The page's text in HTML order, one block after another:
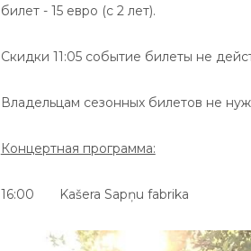
билет - 15 евро (с 2 лет).
Скидки 11:05 событие билеты не
Владельцам сезонных билетов не
Концертная программа:
16:00 Kašera Sapņu fabrika